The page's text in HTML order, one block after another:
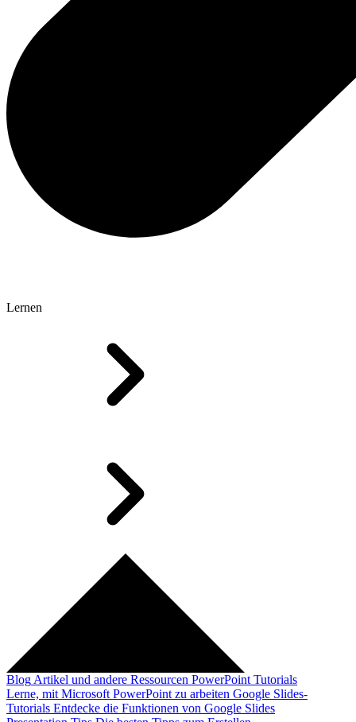
Lernen
Blog Artikel und andere Ressourcen PowerPoint Tutorials
Lerne, mit Microsoft PowerPoint zu arbeiten Google Slides-
Tutorials Entdecke die Funktionen von Google Slides